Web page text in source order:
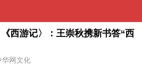
西游记〉：王崇秋携新书答“西
华网文化